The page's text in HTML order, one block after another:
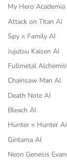
My Hero Academia
Attack on Titan AI
Spy × Family AI
Jujutsu Kaisen AI
Fullmetal
Chainsaw Man AI
Death Note AI
Bleach AI
Hunter × Hunter AI
Gintama AI
Neon Genesis